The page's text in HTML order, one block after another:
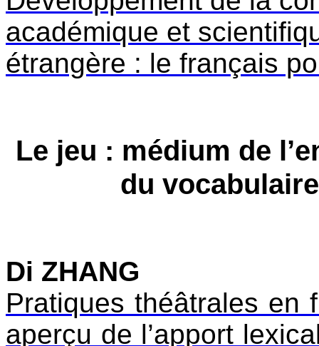
académique et
étrangère : le français
Le jeu : médium de
du
Di ZHANG
Pratiques théâtrales en
aperçu de l’apport